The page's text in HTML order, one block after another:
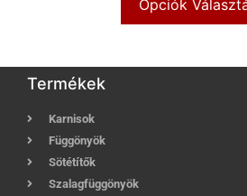
Opciók
Termékek
Karnisok
Függönyök
Sötétítők
Szalagfüggönyök